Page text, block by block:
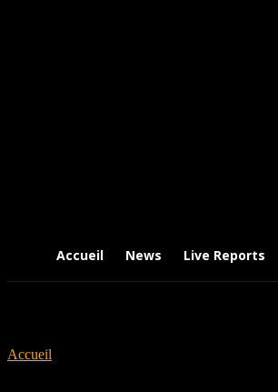
Accueil News Live Reports
Accueil